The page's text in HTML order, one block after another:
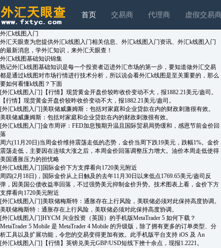
首页 交易商 代理商 虚假交易
外汇k线图入门
外汇天眼查为您提供外汇k线图入门相关信息、外汇k线图入门资讯、外汇k线图入门
的最新消息，学外汇知识，来外汇天眼查！
外汇k线图基础知识锦集
熟记外汇k线图基础知识是每一个投资者迈进外汇市场的第一步，要知道做外汇交易
都是通过k线图对市场行情进行技术分析，所以说会看外汇k线图是至关重要的，那么
要如何看懂k线图？下面
[外汇k线图入门] 【行情】现货黄金开盘价较昨收价变动不大，报1882.21美元/盎司。
【行情】现货黄金开盘价较昨收价变动不大，报1882.21美元/盎司。
[外汇k线图入门]美联储威廉姆斯：包括对家庭和企业贷款在内的财政刺激很有效。
美联储威廉姆斯：包括对家庭和企业贷款在内的财政刺激很有效。
[外汇k线图入门]金市周评：FED加息预期升温且国际贸易局势缓和，感恩节前金价回
落
周六(11月20日)当周金价维持震荡走低的态势，金价当周下跌19美元，跌幅1%。金价
震荡走低，主要因在连续大涨之后，本周金价回落调整压力增大。油价本周走低使得
美国通胀压力的担忧略
[外汇k线图入门] 国际金价下方支撑看向1720美元附近
周四(2月18日)，国际金价从上日触及的去年11月30日以来低点1769.65美元/盎司反
弹，因美国公债收益率回落，不过强势美元抑制金价升势。技术图表上看，金价下方
支撑看向1720美元附近
[外汇k线图入门]美联储梅斯特：通胀存在上行风险，美联储必须对此保持高度协调。
美联储梅斯特：通胀存在上行风险，美联储必须对此保持高度协调。
[外汇k线图入门]HYCM 兴业投资（英国）的手机版MetaTrader 5 如何下载？
MetaTrader 5 Mobile 是 MetaTrader 4 Mobile 的升级版，除了拥有更多的订单类型、分
析工具以及扩展功能，令您的交易变得更加有效。此手机版平台支持 iOS 及 An
[外汇k线图入门] 【行情】英镑兑美元GBP/USD短线下挫十余点，现报1.2221。